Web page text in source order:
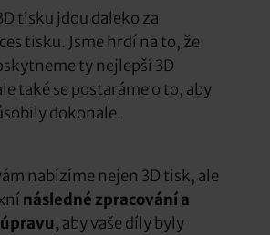
tisku jdou daleko za
tisku. Jsme hrdí na to, že
ty nejlepší 3D
také se postaráme o to, aby
dokonale.
nabízíme nejen 3D tisk, ale
následné zpracování a
aby vaše díly byly